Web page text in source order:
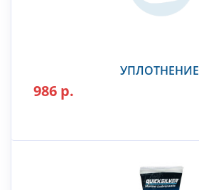
УПЛОТНЕНИЕ
986 р.